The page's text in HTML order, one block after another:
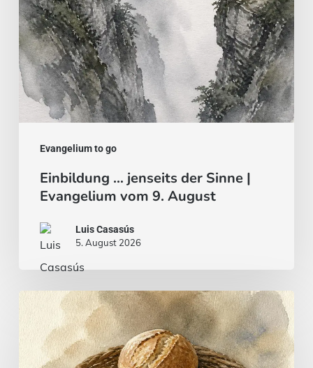
Evangelium to go
vom
9.
August
Einbildung … jenseits der Sinne |
Evangelium vom 9. August
Luis Casasús
5. August 2026
Brot
und
Fisch